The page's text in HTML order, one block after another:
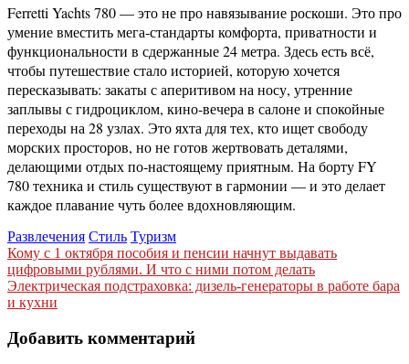
Ferretti Yachts 780 — это не про навязывание роскоши. Это про
умение вместить мега‑стандарты комфорта, приватности и
функциональности в сдержанные 24 метра. Здесь есть всё,
чтобы путешествие стало историей, которую хочется
пересказывать: закаты с аперитивом на носу, утренние
заплывы с гидроциклом, кино‑вечера в салоне и спокойные
переходы на 28 узлах. Это яхта для тех, кто ищет свободу
морских просторов, но не готов жертвовать деталями,
делающими отдых по‑настоящему приятным. На борту FY
780 техника и стиль существуют в гармонии — и это делает
каждое плавание чуть более вдохновляющим.
Развлечения Стиль Туризм
Навигация
по
записям
Кому с 1 октября пособия и пенсии начнут выдавать
цифровыми рублями. И что с ними потом делать
Электрическая подстраховка: дизель‑генераторы в работе бара
и кухни
Добавить комментарий